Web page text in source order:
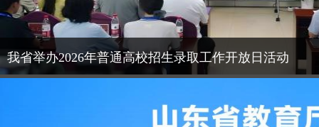
我省举办2026年普通高校招生录取工作开放日活动